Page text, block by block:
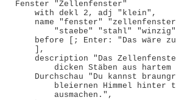
Fenster "Zellenfenster"
    with dekl 2, adj "klein",
name "fenster"
"staebe" "stahl"
before [; Enter: "Das wäre
    ],
description "Das
dicken Stäben aus hartem
Durchschau "Du kannst
bleiernen Himmel hinter
        ausmachen.",